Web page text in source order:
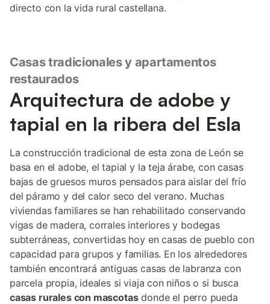
directo con la vida rural castellana.
Casas tradicionales y apartamentos
restaurados
Arquitectura de adobe y
tapial en la ribera del Esla
La construcción tradicional de esta zona de León se
basa en el adobe, el tapial y la teja árabe, con casas
bajas de gruesos muros pensados para aislar del frío
del páramo y del calor seco del verano. Muchas
viviendas familiares se han rehabilitado conservando
vigas de madera, corrales interiores y bodegas
subterráneas, convertidas hoy en casas de pueblo con
capacidad para grupos y familias. En los alrededores
también encontrará antiguas casas de labranza con
parcela propia, ideales si viaja con niños o si busca
casas rurales con mascotasdonde el perro pueda